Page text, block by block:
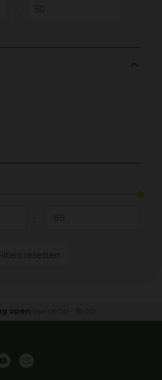
-
-
resetten
open van 09:30 18:00